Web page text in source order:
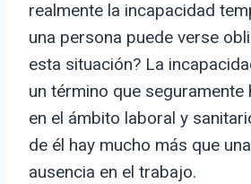
realmente la incapacidad
una persona puede verse
esta situación? La
un término que seguramente
en el ámbito laboral y
de él hay mucho más que
ausencia en el trabajo.